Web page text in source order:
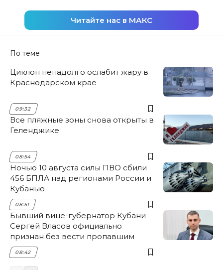
Читайте нас в МАКС
По теме
Циклон ненадолго ослабит жару в
Краснодарском крае
09:32
Все пляжные зоны снова открыты в
Геленджике
08:54
Ночью 10 августа силы ПВО сбили
456 БПЛА над регионами России и
Кубанью
08:51
Бывший вице-губернатор Кубани
Сергей Власов официально
признан без вести пропавшим
08:42